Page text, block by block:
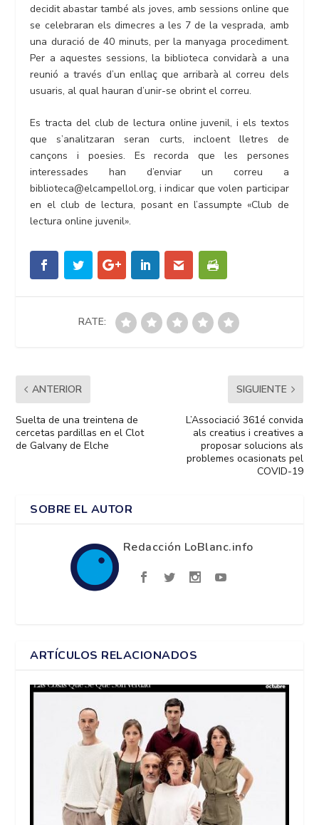
decidit abastar també als joves, amb sessions online que
se celebraran els dimecres a les 7 de la vesprada, amb
una duració de 40 minuts, per la manyaga procediment.
Per a aquestes sessions, la biblioteca convidarà a una
reunió a través d’un enllaç que arribarà al correu dels
usuaris, al qual hauran d’unir-se obrint el correu.
Es tracta del club de lectura online juvenil, i els textos
que s’analitzaran seran curts, incloent lletres de
cançons i poesies. Es recorda que les persones
interessades han d’enviar un correu a
biblioteca@elcampellol.org, i indicar que volen participar
en el club de lectura, posant en l’assumpte «Club de
lectura online juvenil».
RATE:
ANTERIOR
Suelta de una treintena de
cercetas pardillas en el Clot
de Galvany de Elche
SIGUIENTE
L’Associació 361é convida
als creatius i creatives a
proposar solucions als
problemes ocasionats pel
COVID-19
SOBRE EL AUTOR
Redacción LoBlanc.info
ARTÍCULOS RELACIONADOS